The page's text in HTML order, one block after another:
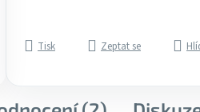
Tisk Zeptat se